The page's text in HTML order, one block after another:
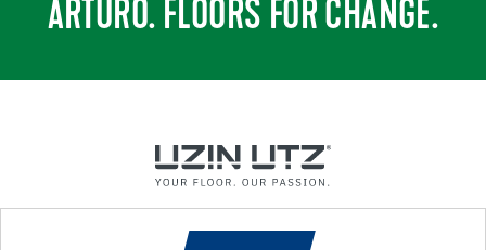
ARTURO. FLOORS FOR CHANGE.